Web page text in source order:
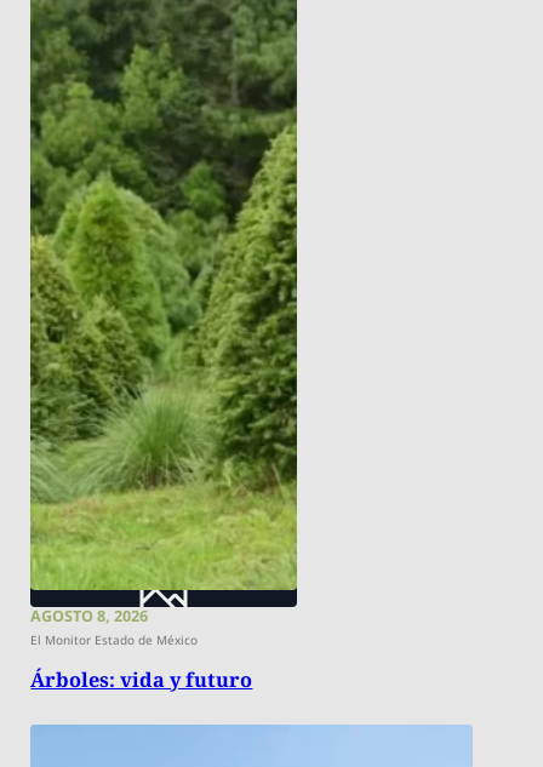
AGOSTO 8, 2026
El Monitor Estado de México
Árboles: vida y futuro